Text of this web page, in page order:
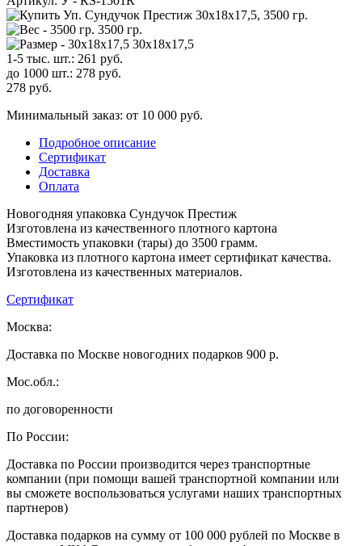
3500 гр.
30х18х17,5
1-5 тыс. шт.: 261 руб.
до 1000 шт.: 278 руб.
278 руб.
Минимальный заказ: от 10 000 руб.
Подробное описание
Сертификат
Доставка
Оплата
Новогодняя упаковка Сундучок Престиж
Изготовлена из качественного плотного картона
Вместимость упаковки (тары) до 3500 грамм.
Упаковка из плотного картона имеет сертификат качества.
Изготовлена из качественных материалов.
Сертификат
Москва:
Доставка по Москве новогодних подарков 900 р.
Мос.обл.:
по договоренности
По России:
Доставка по России производится через транспортные
компании (при помощи вашей транспортной компании или
вы сможете воспользоваться услугами наших транспортных
партнеров)
Доставка подарков на сумму от 100 000 рублей по Москве в